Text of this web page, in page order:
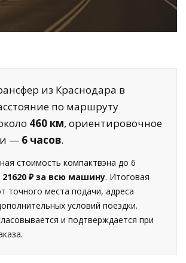
из Краснодара в
по маршруту
460 км, ориентировочное
— 6 часов.
стоимость компактвэна до 6
21620 ₽ за всю машину. Итоговая
точного места подачи, адреса
условий поездки.
и подтверждается при